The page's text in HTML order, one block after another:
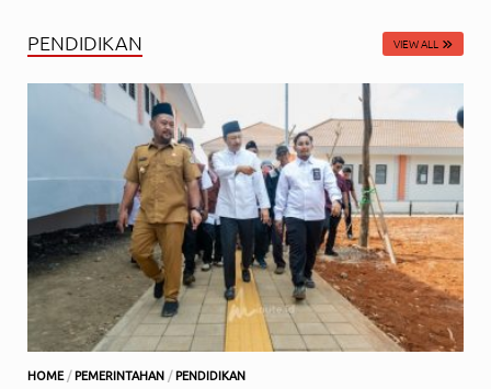
PENDIDIKAN VIEW ALL
HOME/ PEMERINTAHAN / PENDIDIKAN